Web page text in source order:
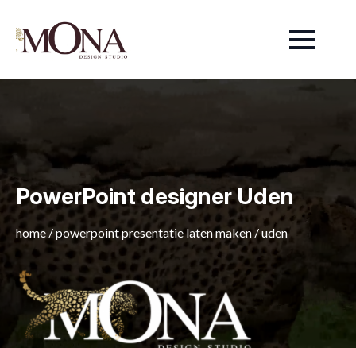
PowerPoint designer Uden
home/powerpoint presentatie laten maken /uden